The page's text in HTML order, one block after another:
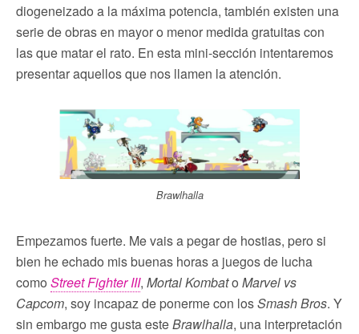
diogeneizado a la máxima potencia, también existen una
serie de obras en mayor o menor medida gratuitas con
las que matar el rato. En esta mini-sección intentaremos
presentar aquellos que nos llamen la atención.
Brawlhalla
Empezamos fuerte. Me vais a pegar de hostias, pero si
bien he echado mis buenas horas a juegos de lucha
como Street Fighter III, Mortal Kombato Marvel vs
Capcom, soy incapaz de ponerme con losSmash Bros. Y
sin embargo me gusta esteBrawlhalla, una interpretación